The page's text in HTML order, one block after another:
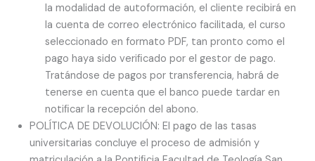
la modalidad de autoformación, el cliente recibirá en
la cuenta de correo electrónico facilitada, el curso
seleccionado en formato PDF, tan pronto como el
pago haya sido veriﬁcado por el gestor de pago.
Tratándose de pagos por transferencia, habrá de
tenerse en cuenta que el banco puede tardar en
notiﬁcar la recepción del abono.
POLÍTICA DE DEVOLUCIÓN: El pago de las tasas
universitarias concluye el proceso de admisión y